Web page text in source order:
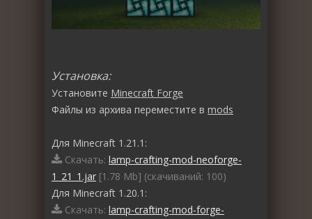
Установка:
Установите Minecraft Forge
Файлы из архива переместите в mods
Для Minecraft 1.21.1:
Скачать: lamp-crafting-mod-neoforge-
1_21_1.jar [1.78 Mb] (cкачиваний: 100)
Для Minecraft 1.20.1:
Скачать: lamp-crafting-mod-forge-